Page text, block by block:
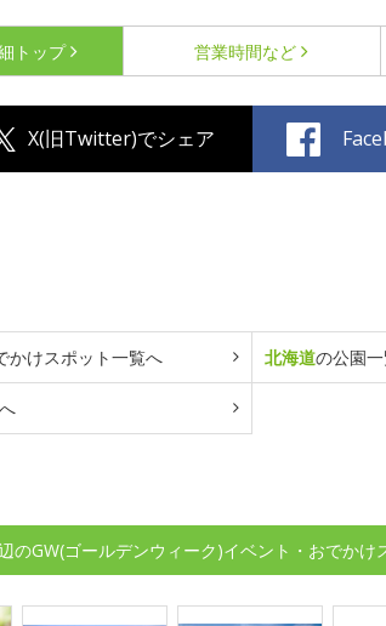
トップ 営業時間など
X(旧Twitter)でシェア
かけスポット一覧へ 北海道の公園
のGW(ゴールデンウィーク)イベント・おでかけ